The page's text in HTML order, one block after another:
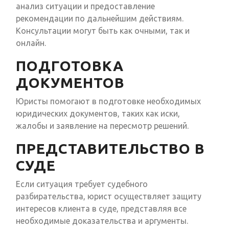
анализ ситуации и предоставление
рекомендации по дальнейшим действиям.
Консультации могут быть как очными, так и
онлайн.
ПОДГОТОВКА
ДОКУМЕНТОВ
Юристы помогают в подготовке необходимых
юридических документов, таких как иски,
жалобы и заявление на пересмотр решений.
ПРЕДСТАВИТЕЛЬСТВО В
СУДЕ
Если ситуация требует судебного
разбирательства, юрист осуществляет защиту
интересов клиента в суде, представляя все
необходимые доказательства и аргументы.